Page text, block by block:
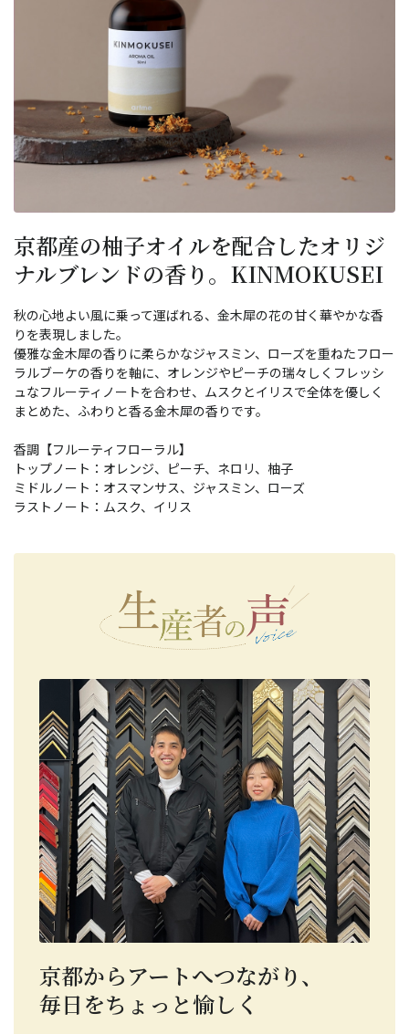
京都産の柚子オイルを配合したオリジ
ナルブレンドの香り。KINMOKUSEI
秋の心地よい風に乗って運ばれる、金木犀の花の甘く華やかな香
りを表現しました。
優雅な金木犀の香りに柔らかなジャスミン、ローズを重ねたフロー
ラルブーケの香りを軸に、オレンジやピーチの瑞々しくフレッシ
ュなフルーティノートを合わせ、ムスクとイリスで全体を優しく
まとめた、ふわりと香る金木犀の香りです。
香調【フルーティフローラル】
トップノート：オレンジ、ピーチ、ネロリ、柚子
ミドルノート：オスマンサス、ジャスミン、ローズ
ラストノート：ムスク、イリス
京都からアートへつながり、
毎日をちょっと愉しく